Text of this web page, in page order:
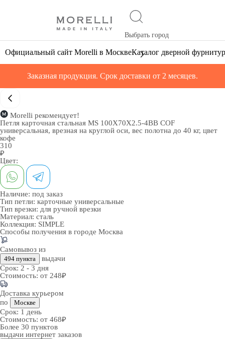
Выбрать город
Официальный сайт Morelli в МосквеКаталог дверной
Заказная продукция. Срок доставки от 2 месяцев.
Morelli рекомендует!
Петля карточная стальная MS 100X70X2.5-4BB COF
универсальная, врезная на круглой оси, вес полотна до 40 кг, цвет
кофе
310
₽
Цвет:
Наличие: под заказ
Тип петли: карточные универсальные
Тип врезки: для ручной врезки
Материал: сталь
Коллекция: SIMPLE
Способы получения в городе Москва
Самовывоз из
494 пункта
выдачи
Срок: 2 - 3 дня
Стоимость: от 248₽
Доставка курьером
по
Москве
Срок: 1 день
Стоимость: от 468₽
Более 30 пунктов
выдачи интернет заказов